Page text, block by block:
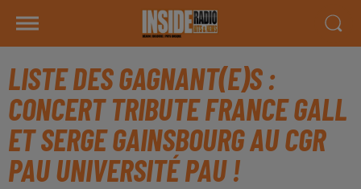
LISTE DES GAGNANT(E)S :
CONCERT TRIBUTE FRANCE GALL
ET SERGE GAINSBOURG AU CGR
PAU UNIVERSITÉ PAU !